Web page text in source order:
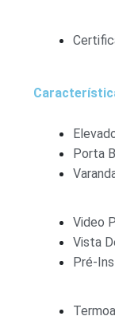
Porta
Video
Vista
Pré-